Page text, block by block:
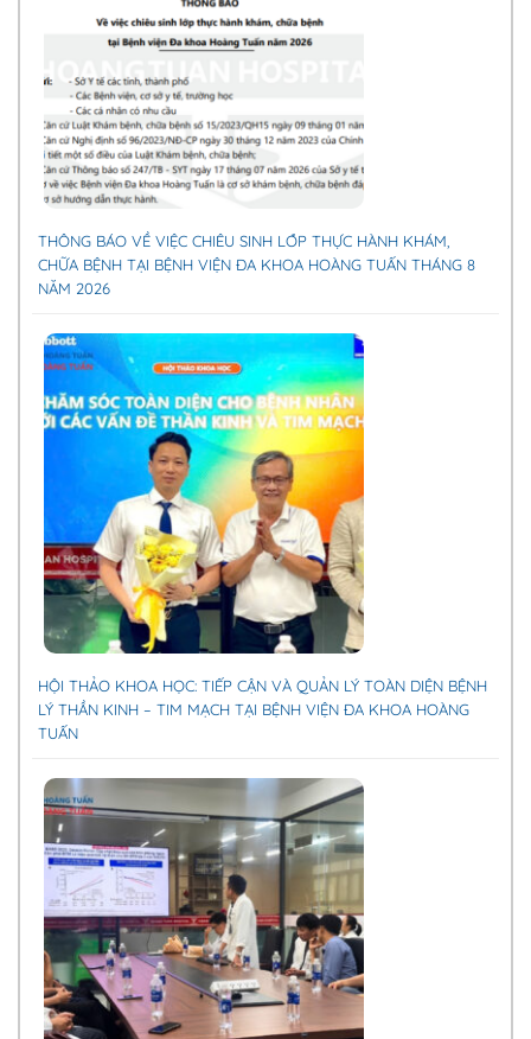
THÔNG BÁO VỀ VIỆC CHIÊU SINH LỚP THỰC HÀNH KHÁM,
CHỮA BỆNH TẠI BỆNH VIỆN ĐA KHOA HOÀNG TUẤN THÁNG 8
NĂM 2026
HỘI THẢO KHOA HỌC: TIẾP CẬN VÀ QUẢN LÝ TOÀN DIỆN BỆNH
LÝ THẦN KINH – TIM MẠCH TẠI BỆNH VIỆN ĐA KHOA HOÀNG
TUẤN